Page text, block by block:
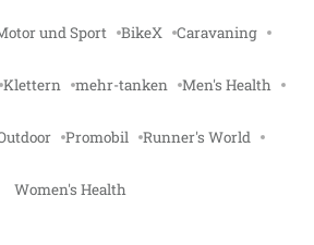
und Sport BikeX Caravaning
Klettern mehr-tanken Men's Health
Promobil Runner's World
Women's Health